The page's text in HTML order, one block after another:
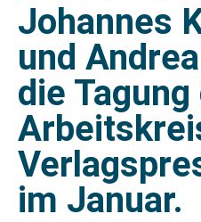
Johannes
und
die Tagung
im Januar.